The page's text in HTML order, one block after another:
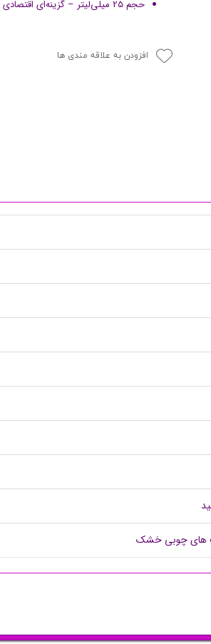
حجم 25 میلی‌لیتر – گزینه‌ای اقتصادی و جذاب برای مصرف روزمره یا هدیه دادن
افزودن به علاقه مندی ها